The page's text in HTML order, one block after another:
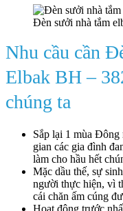
Đèn sưởi nhà tắm
Nhu cầu cần
Elbak BH –
chúng ta
Sắp lại 1 mùa
gian các gia đình
làm cho hầu hết
Mặc dầu thế, sự
người thực hiện, vì
cái chăn ấm cúng
Hoạt động trước